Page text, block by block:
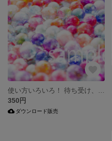
350円
ダウンロード販売